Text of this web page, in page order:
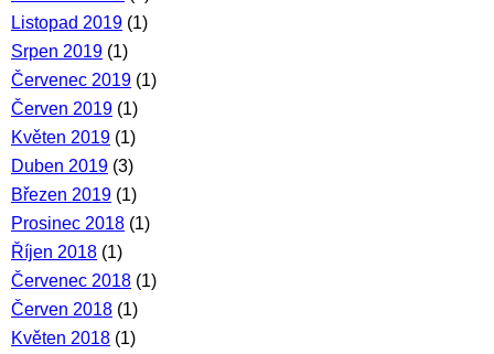
Listopad 2019 (1)
Srpen 2019 (1)
Červenec 2019 (1)
Červen 2019 (1)
Květen 2019 (1)
Duben 2019 (3)
Březen 2019 (1)
Prosinec 2018 (1)
Říjen 2018 (1)
Červenec 2018 (1)
Červen 2018 (1)
Květen 2018 (1)